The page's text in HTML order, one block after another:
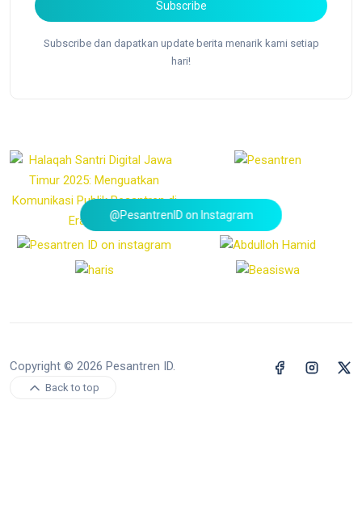
Subscribe
Subscribe dan dapatkan update berita menarik kami setiap
hari!
@PesantrenID on Instagram
Copyright © 2026 Pesantren ID.
Back to top